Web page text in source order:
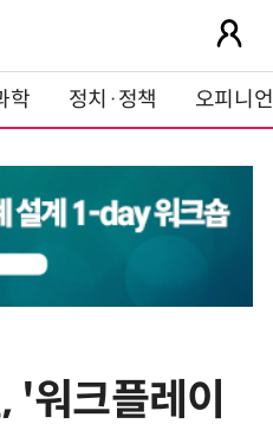
학 정치·정책 오피니언
워크플레이